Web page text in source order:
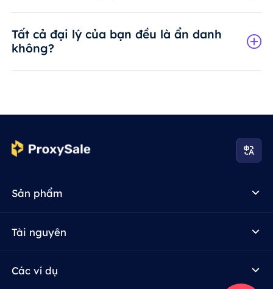
Tất cả đại lý của bạn đều là ẩn danh
không?
Sản phẩm
Tài nguyên
Các ví dụ